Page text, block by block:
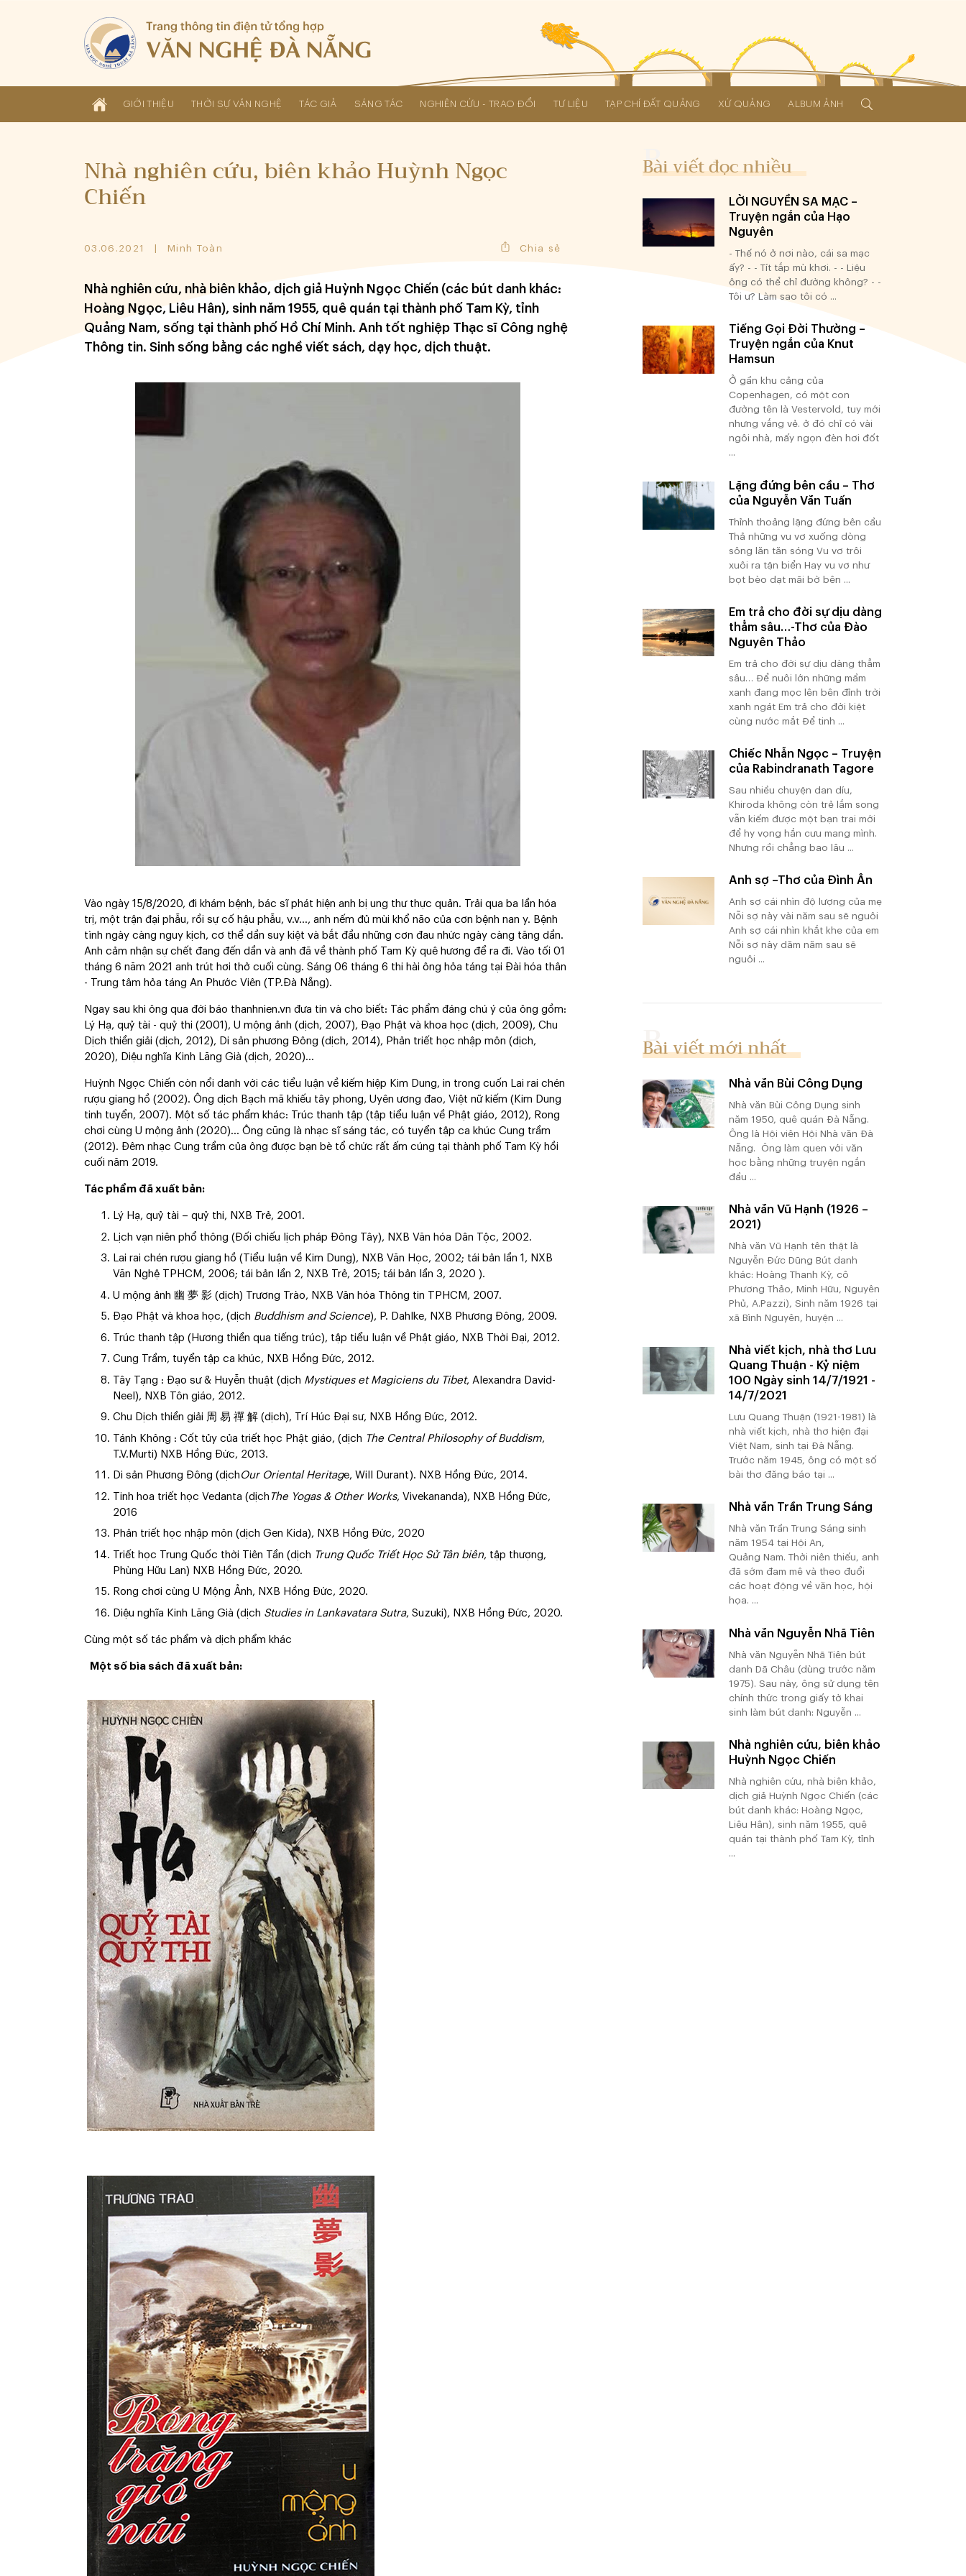
GIỚI THIỆU THỜI SỰ VĂN NGHỆ TÁC GIẢ SÁNG TÁC NGHIÊN CỨU - TRAO ĐỔI TƯ LIỆU TẠP CHÍ ĐẤT QUẢNG XỨ QUẢNG ALBUM ẢNH
Nhà nghiên cứu, biên khảo Huỳnh Ngọc
Chiến
03.06.2021 Minh Toàn Chia sẻ
Nhà nghiên cứu, nhà biên khảo, dịch giả Huỳnh Ngọc Chiến (các bút danh khác:
Hoàng Ngọc, Liêu Hân), sinh năm 1955, quê quán tại thành phố Tam Kỳ, tỉnh
Quảng Nam, sống tại thành phố Hồ Chí Minh. Anh tốt nghiệp Thạc sĩ Công nghệ
Thông tin. Sinh sống bằng các nghề viết sách, dạy học, dịch thuật.
Vào ngày 15/8/2020, đi khám bệnh, bác sĩ phát hiện anh bị ung thư thực quản. Trải qua ba lần hóa
trị, một trận đại phẫu, rồi sự cố hậu phẫu, v.v…, anh nếm đủ mùi khổ não của cơn bệnh nan y. Bệnh
tình ngày càng nguy kịch, cơ thể dần suy kiệt và bắt đầu những cơn đau nhức ngày càng tăng dần.
Anh cảm nhận sự chết đang đến dần và anh đã về thành phố Tam Kỳ quê hương để ra đi. Vào tối 01
tháng 6 năm 2021 anh trút hơi thở cuối cùng. Sáng 06 tháng 6 thi hài ông hỏa táng tại Đài hóa thân
- Trung tâm hỏa táng An Phước Viên (TP.Đà Nẵng).
Ngay sau khi ông qua đời báo thanhnien.vn đưa tin và cho biết: Tác phẩm đáng chú ý của ông gồm:
Lý Hạ, quỷ tài - quỷ thi (2001), U mộng ảnh (dịch, 2007), Đạo Phật và khoa học (dịch, 2009), Chu
Dịch thiền giải (dịch, 2012), Di sản phương Đông (dịch, 2014), Phản triết học nhập môn (dịch,
2020), Diệu nghĩa Kinh Lăng Già (dịch, 2020)…
Huỳnh Ngọc Chiến còn nổi danh với các tiểu luận về kiếm hiệp Kim Dung, in trong cuốn Lai rai chén
rượu giang hồ (2002). Ông dịch Bạch mã khiếu tây phong, Uyên ương đao, Việt nữ kiếm (Kim Dung
tinh tuyển, 2007). Một số tác phẩm khác: Trúc thanh tập (tập tiểu luận về Phật giáo, 2012), Rong
chơi cùng U mộng ảnh (2020)... Ông cũng là nhạc sĩ sáng tác, có tuyển tập ca khúc Cung trầm
(2012). Đêm nhạc Cung trầm của ông được bạn bè tổ chức rất ấm cúng tại thành phố Tam Kỳ hồi
cuối năm 2019.
Tác phẩm đã xuất bản:
Lý Hạ, quỷ tài – quỷ thi, NXB Trẻ, 2001.
Lịch vạn niên phổ thông (Đối chiếu lịch pháp Đông Tây), NXB Văn hóa Dân Tộc, 2002.
Lai rai chén rượu giang hồ (Tiểu luận về Kim Dung), NXB Văn Học, 2002; tái bản lần 1, NXB
Văn Nghệ TPHCM, 2006; tái bản lần 2, NXB Trẻ, 2015; tái bản lần 3, 2020 ).
U mộng ảnh 幽 夢 影 (dịch) Trương Trào, NXB Văn hóa Thông tin TPHCM, 2007.
Đạo Phật và khoa học, (dịch Buddhism and Science), P. Dahlke, NXB Phương Đông, 2009.
Trúc thanh tập (Hương thiền qua tiếng trúc), tập tiểu luận về Phật giáo, NXB Thời Đại, 2012.
Cung Trầm, tuyển tập ca khúc, NXB Hồng Đức, 2012.
Tây Tạng : Đạo sư & Huyễn thuật (dịch Mystiques et Magiciens du Tibet, Alexandra David-
Neel), NXB Tôn giáo, 2012.
Chu Dịch thiền giải 周 易 禪 解 (dịch), Trí Húc Đại sư, NXB Hồng Đức, 2012.
Tánh Không : Cốt tủy của triết học Phật giáo, (dịch The Central Philosophy of Buddism,
T.V.Murti) NXB Hồng Đức, 2013.
Di sản Phương Đông (dịch Our Oriental Heritage, Will Durant). NXB Hồng Đức, 2014.
Tinh hoa triết học Vedanta (dịch The Yogas & Other Works, Vivekananda), NXB Hồng Đức,
2016
Phản triết học nhập môn (dịch Gen Kida), NXB Hồng Đức, 2020
Triết học Trung Quốc thời Tiên Tần (dịch Trung Quốc Triết Học Sử Tân biên, tập thượng,
Phùng Hữu Lan) NXB Hồng Đức, 2020.
Rong chơi cùng U Mộng Ảnh, NXB Hồng Đức, 2020.
Diệu nghĩa Kinh Lăng Già (dịch Studies in Lankavatara Sutra, Suzuki), NXB Hồng Đức, 2020.
Cùng một số tác phẩm và dịch phẩm khác
Một số bìa sách đã xuất bản:
Bài viết đọc nhiều
LỜI NGUYỀN SA MẠC –
Truyện ngắn của Hạo
Nguyên
- Thế nó ở nơi nào, cái sa mạc
ấy? - - Tít tắp mù khơi. - - Liệu
ông có thể chỉ đường không? - -
Tôi ư? Làm sao tôi có ...
Tiếng Gọi Đời Thường –
Truyện ngắn của Knut
Hamsun
Ở gần khu cảng của
Copenhagen, có một con
đường tên là Vestervold, tuy mới
nhưng vắng vẻ. ở đó chỉ có vài
ngôi nhà, mấy ngọn đèn hơi đốt
...
Lặng đứng bên cầu – Thơ
của Nguyễn Văn Tuấn
Thỉnh thoảng lặng đứng bên cầu
Thả những vu vơ xuống dòng
sông lăn tăn sóng Vu vơ trôi
xuôi ra tận biển Hay vu vơ như
bọt bèo dạt mãi bờ bên ...
Em trả cho đời sự dịu dàng
thẳm sâu…-Thơ của Đào
Nguyên Thảo
Em trả cho đời sự dịu dàng thẳm
sâu… Để nuôi lớn những mầm
xanh đang mọc lên bên đỉnh trời
xanh ngát Em trả cho đời kiệt
cùng nước mắt Để tinh ...
Chiếc Nhẫn Ngọc – Truyện
của Rabindranath Tagore
Sau nhiều chuyện dan díu,
Khiroda không còn trẻ lắm song
vẫn kiếm được một bạn trai mới
để hy vọng hắn cưu mang mình.
Nhưng rồi chẳng bao lâu ...
Anh sợ –Thơ của Đình Ân
Anh sợ cái nhìn độ lượng của mẹ
Nỗi sợ này vài năm sau sẽ nguôi
Anh sợ cái nhìn khắt khe của em
Nỗi sợ này dăm năm sau sẽ
nguôi ...
Bài viết mới nhất
Nhà văn Bùi Công Dụng
Nhà văn Bùi Công Dụng sinh
năm 1950, quê quán Đà Nẵng.
Ông là Hội viên Hội Nhà văn Đà
Nẵng. Ông làm quen với văn
học bằng những truyện ngắn
đầu ...
Nhà văn Vũ Hạnh (1926 –
2021)
Nhà văn Vũ Hạnh tên thật là
Nguyễn Đức Dũng Bút danh
khác: Hoàng Thanh Kỳ, cô
Phương Thảo, Minh Hữu, Nguyên
Phủ, A.Pazzi), Sinh năm 1926 tại
xã Bình Nguyên, huyện ...
Nhà viết kịch, nhà thơ Lưu
Quang Thuận - Kỷ niệm
100 Ngày sinh 14/7/1921 -
14/7/2021
Lưu Quang Thuận (1921-1981) là
nhà viết kịch, nhà thơ hiện đại
Việt Nam, sinh tại Đà Nẵng.
Trước năm 1945, ông có một số
bài thơ đăng báo tại ...
Nhà văn Trần Trung Sáng
Nhà văn Trần Trung Sáng sinh
năm 1954 tại Hội An,
Quảng Nam. Thời niên thiếu, anh
đã sớm đam mê và theo đuổi
các hoạt động về văn học, hội
họa. ...
Nhà văn Nguyễn Nhã Tiên
Nhà văn Nguyễn Nhã Tiên bút
danh Dã Châu (dùng trước năm
1975). Sau này, ông sử dụng tên
chính thức trong giấy tờ khai
sinh làm bút danh: Nguyễn ...
Nhà nghiên cứu, biên khảo
Huỳnh Ngọc Chiến
Nhà nghiên cứu, nhà biên khảo,
dịch giả Huỳnh Ngọc Chiến (các
bút danh khác: Hoàng Ngọc,
Liêu Hân), sinh năm 1955, quê
quán tại thành phố Tam Kỳ, tỉnh
...